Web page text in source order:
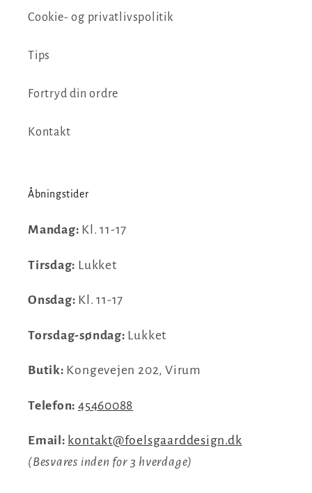
Cookie- og privatlivspolitik
Tips
Fortryd din ordre
Kontakt
Åbningstider
Mandag: Kl. 11-17
Tirsdag: Lukket
Onsdag: Kl. 11-17
Torsdag-søndag: Lukket
Butik: Kongevejen 202, Virum
Telefon:45460088
Email: kontakt@foelsgaarddesign.dk
(Besvares inden for 3 hverdage)